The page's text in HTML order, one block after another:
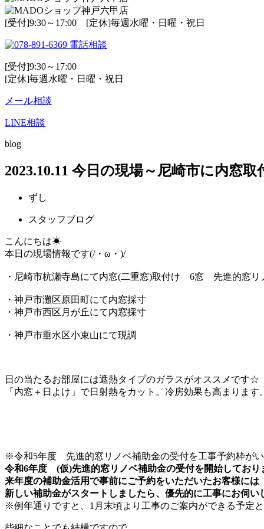
[受付]9:30～17:00 [定休]毎週水曜・日曜・祝日
電話相談
[受付]9:30～17:00
[定休]毎週水曜・日曜・祝日
メール相談
LINE相談
blog
2023.10.11 今日の現場～尼崎市に内窓取
ずし
スタッフブログ
こんにちは☀
本日の現場情報です(/・ω・)/
・尼崎市杭瀬寺島にて内窓(二重窓)取付け 6窓 先進的窓リ
・神戸市灘区原田町にて内窓採寸
・神戸市西区月が丘にて内窓採寸
・神戸市垂水区小束山にて現調
日の当たるお部屋には遮熱タイプのガラスがオススメです☆
「内窓＋日よけ」で日射熱をカット。冷房効果も高まります
※令和5年度 先進的窓リノベ補助金の受付を工事予約枠が
令和6年度 (仮)先進的窓リノベ補助金の受付を開始しており
来年度の補助金活用で事前にご予約をいただいたお客様には
新しい補助金がスタートしましたら、優先的に工事にお伺い
※例年通りですと、1月末頃より工事のご案内ができる予定